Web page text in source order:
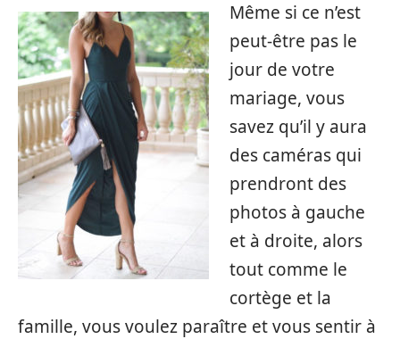
Même si ce n’est
peut-être pas le
jour de votre
mariage, vous
savez qu’il y aura
des caméras qui
prendront des
photos à gauche
et à droite, alors
tout comme le
cortège et la
famille, vous voulez paraître et vous sentir à